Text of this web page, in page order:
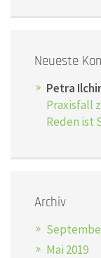
Neueste
Petra
Praxisfall
Reden ist
Archiv
Mai 2019